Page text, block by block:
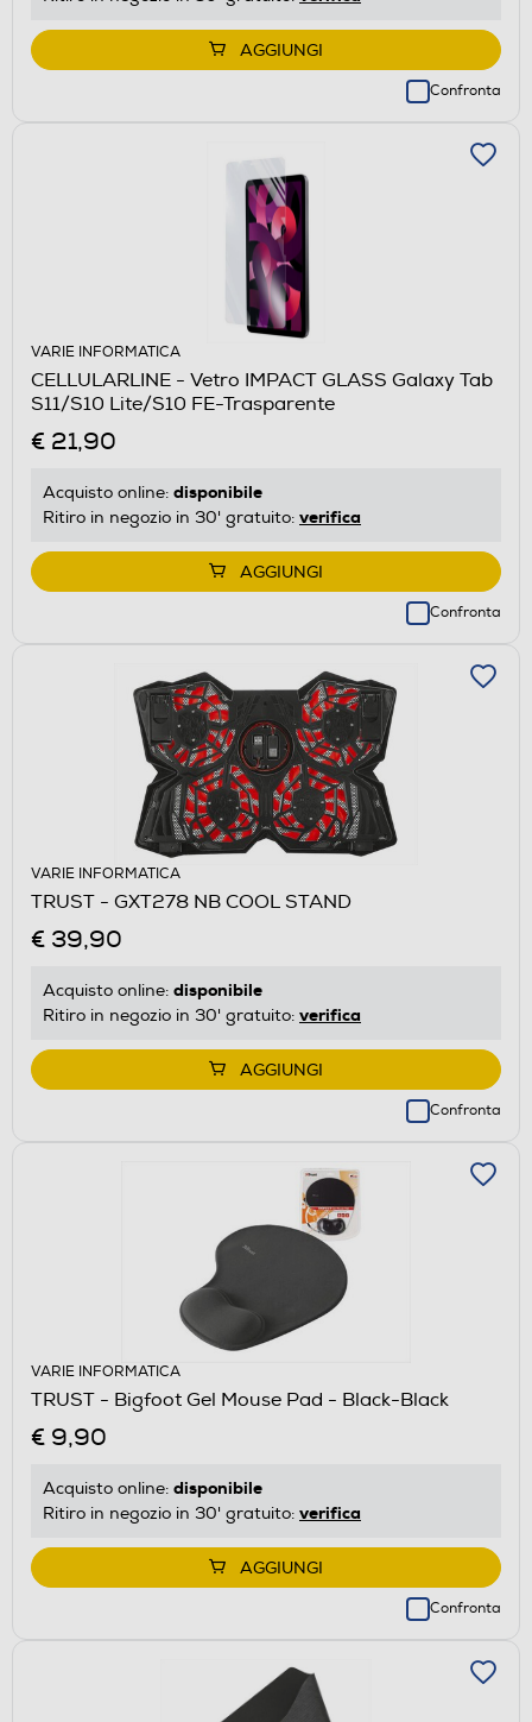
AGGIUNGI
Confronta
VARIE INFORMATICA
CELLULARLINE - Vetro IMPACT GLASS Galaxy Tab
S11/S10 Lite/S10 FE-Trasparente
€ 21,90
Acquisto online: disponibile
Ritiro in negozio in 30' gratuito: verifica
AGGIUNGI
Confronta
VARIE INFORMATICA
TRUST - GXT278 NB COOL STAND
€ 39,90
Acquisto online: disponibile
Ritiro in negozio in 30' gratuito: verifica
AGGIUNGI
Confronta
VARIE INFORMATICA
TRUST - Bigfoot Gel Mouse Pad - Black-Black
€ 9,90
Acquisto online: disponibile
Ritiro in negozio in 30' gratuito: verifica
AGGIUNGI
Confronta